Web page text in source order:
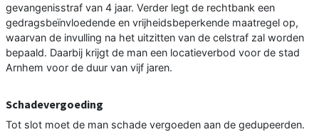
gevangenisstraf van 4 jaar. Verder legt de rechtbank een
gedragsbeïnvloedende en vrijheidsbeperkende maatregel op,
waarvan de invulling na het uitzitten van de celstraf zal worden
bepaald. Daarbij krijgt de man een locatieverbod voor de stad
Arnhem voor de duur van vijf jaren.
Schadevergoeding
Tot slot moet de man schade vergoeden aan de gedupeerden.